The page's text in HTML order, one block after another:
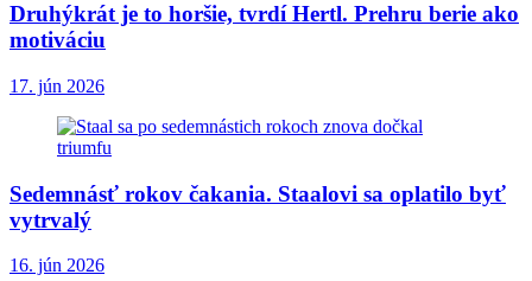
Druhýkrát je to horšie, tvrdí Hertl. Prehru berie ako
motiváciu
17. jún 2026
Sedemnásť rokov čakania. Staalovi sa oplatilo byť
vytrvalý
16. jún 2026